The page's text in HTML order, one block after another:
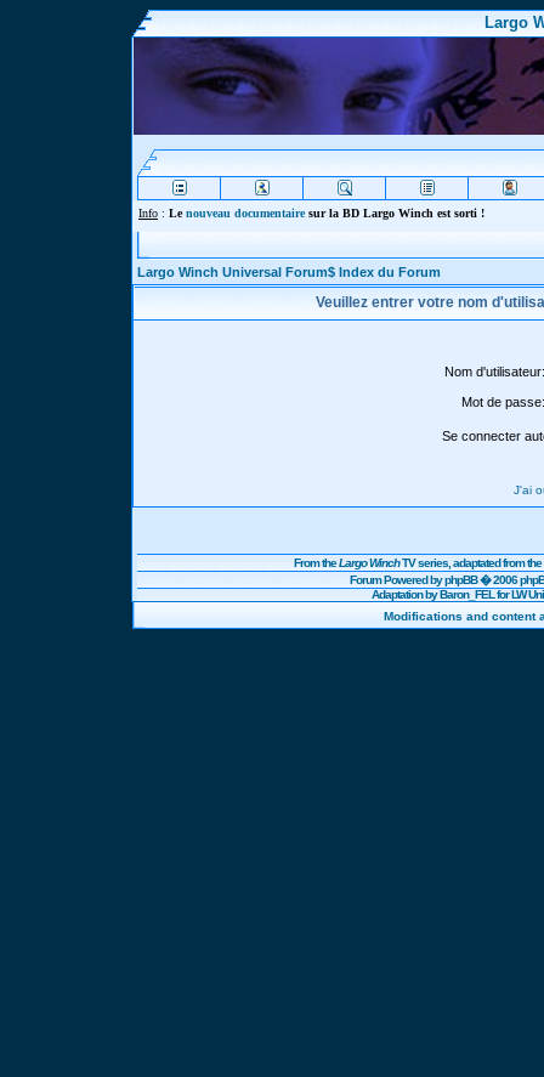
Largo
Info : Lenouveau documentairesur la BD Largo Winch est sorti !
Largo Winch Universal Forum$ Index du Forum
Veuillez entrer votre nom
Nom d'utilisateur:
Mot de passe:
Se connecter
J'ai
From theLargo WinchTV series, adaptated from
Forum Powered byphpBB� 2006
Adaptation by Baron_FEL for LW
Modifications and content